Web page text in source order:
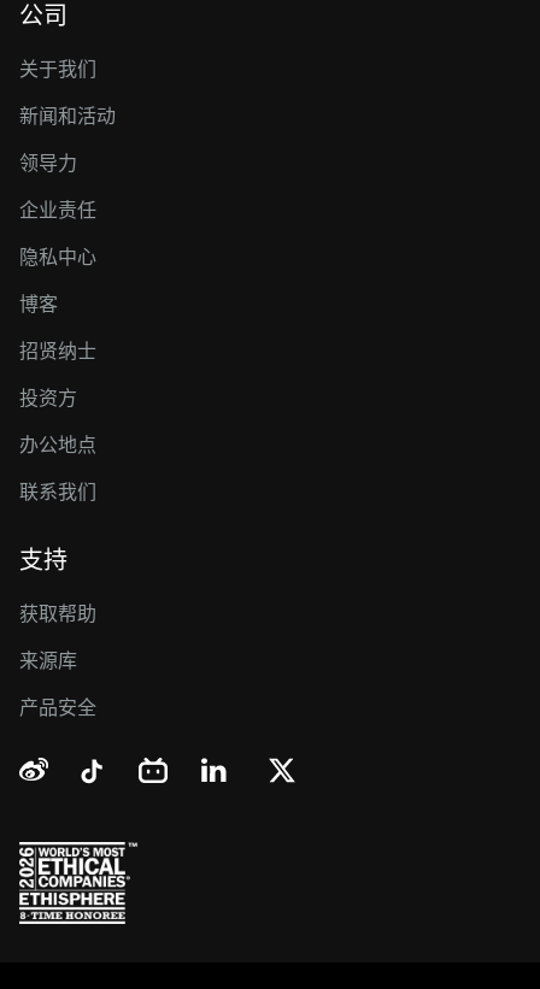
公司
关于我们
新闻和活动
领导力
企业责任
隐私中心
博客
招贤纳士
投资方
办公地点
联系我们
支持
获取帮助
来源库
产品安全